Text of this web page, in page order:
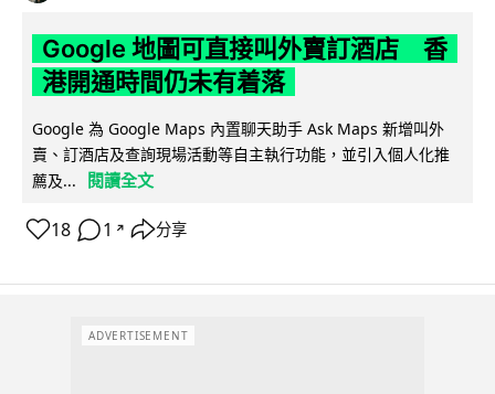
Google 地圖可直接叫外賣訂酒店 香
港開通時間仍未有着落
Google 為 Google Maps 內置聊天助手 Ask Maps 新增叫外
賣、訂酒店及查詢現場活動等自主執行功能，並引入個人化推
薦及...
閱讀全文
18 1 ↗ 分享
ADVERTISEMENT